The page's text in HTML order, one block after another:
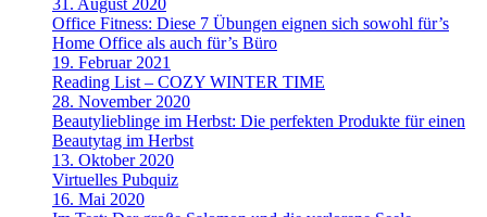
31. August 2020
Office Fitness: Diese 7 Übungen eignen sich sowohl für’s
Home Office als auch für’s Büro
19. Februar 2021
Reading List – COZY WINTER TIME
28. November 2020
Beautylieblinge im Herbst: Die perfekten Produkte für einen
Beautytag im Herbst
13. Oktober 2020
Virtuelles Pubquiz
16. Mai 2020